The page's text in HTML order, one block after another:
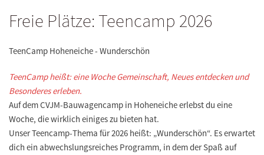
Freie Plätze: Teencamp 2026
TeenCamp Hoheneiche - Wunderschön
TeenCamp heißt: eine Woche Gemeinschaft, Neues entdecken und
Besonderes erleben.
Auf dem CVJM-Bauwagencamp in Hoheneiche erlebst du eine
Woche, die wirklich einiges zu bieten hat.
Unser Teencamp-Thema für 2026 heißt: „Wunderschön“. Es erwartet
dich ein abwechslungsreiches Programm, in dem der Spaß auf